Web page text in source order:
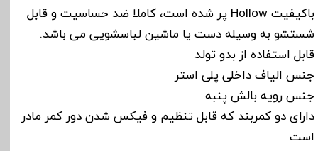
باکیفیت Hollow پر شده است، کاملا ضد حساسیت و قابل
شستشو به وسیله دست یا ماشین لباسشویی می باشد.
قابل استفاده از بدو تولد
جنس الیاف داخلی پلی استر
جنس رویه بالش پنبه
دارای دو کمربند که قابل تنظیم و فیکس شدن دور کمر مادر
است